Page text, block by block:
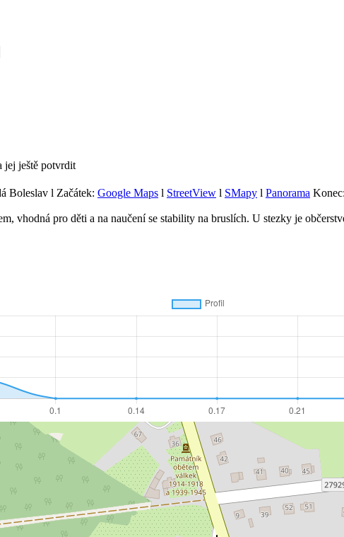
jej ještě potvrdit
Boleslav l Začátek: Google Maps l StreetView l SMapy l Panorama Konec:
vhodná pro děti a na naučení se stability na bruslích. U stezky je